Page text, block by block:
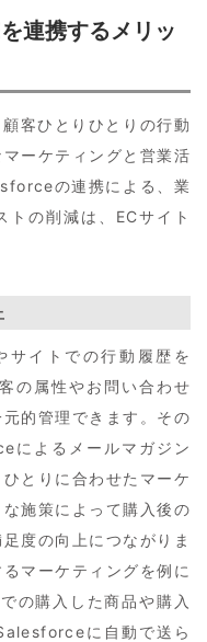
連携するメリッ
客ひとりひとりの行動
ーケティングと営業活
の連携による、業
トの削減は、ECサイト
サイトでの行動履歴を
の属性やお問い合わせ
的管理できます。その
によるメールマガジン
とりに合わせたマーケ
施策によって購入後の
度の向上につながりま
マーケティングを例に
の購入した商品や購入
に自動で送ら